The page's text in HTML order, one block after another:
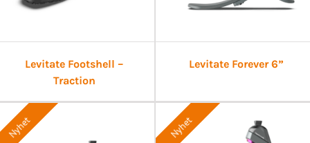
Levitate Footshell –
Traction
Levitate Forever 6”
Nyhet Nyhet